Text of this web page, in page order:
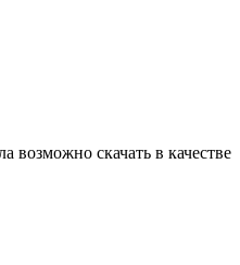
возможно скачать в качестве